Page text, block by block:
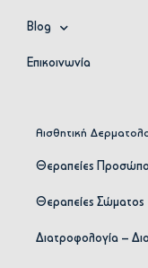
Blog
Επικοινωνία
Αισθητική
Θεραπείες
Θεραπείες Σώματος
Διατροφολογία –